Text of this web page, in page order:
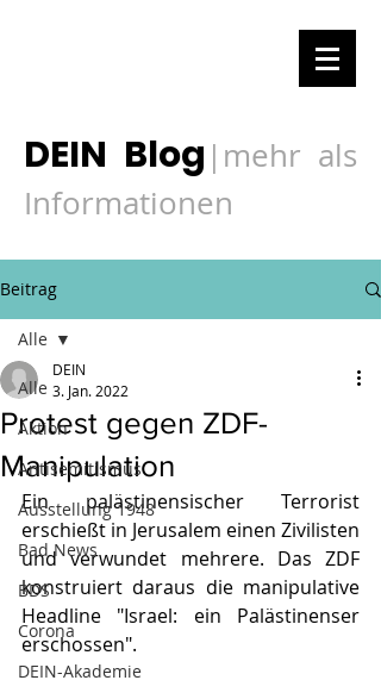
DEIN Blog | mehr als
Informationen
Beitrag
Alle
Aktion
Antisemitismus
Ausstellung 1948
Bad News
BDS
Corona
DEIN-Akademie
Alle
Protest gegen ZDF-
Manipulation
DEIN
3. Jan. 2022
Ein palästinensischer Terrorist
erschießt in Jerusalem einen Zivilisten
und verwundet mehrere. Das ZDF
konstruiert daraus die manipulative
Headline "Israel: ein Palästinenser
erschossen".